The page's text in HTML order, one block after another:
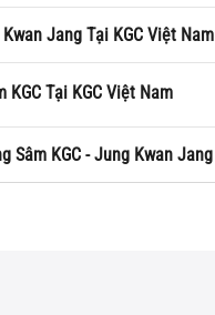
Jang Tại KGC Việt Nam
Tại KGC Việt Nam
Sâm KGC - Jung Kwan Jang